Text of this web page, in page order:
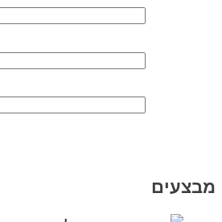
מבצעים